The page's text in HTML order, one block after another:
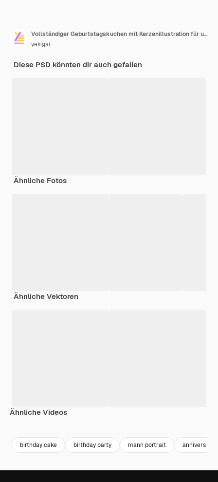
Vollständiger Geburtstagskuchen mit Kerzenillustration für uiux Web-App-Infographik usw.
yekigai
Diese PSD könnten dir auch gefallen
Ähnliche Fotos
Ähnliche Vektoren
Ähnliche Videos
birthday cake birthday party mann portrait anniversary